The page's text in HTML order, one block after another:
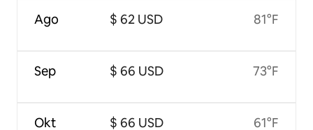
Ago
Sep
Okt
$ 62 USD
$ 66 USD
$ 66 USD
81°F
73°F
61°F